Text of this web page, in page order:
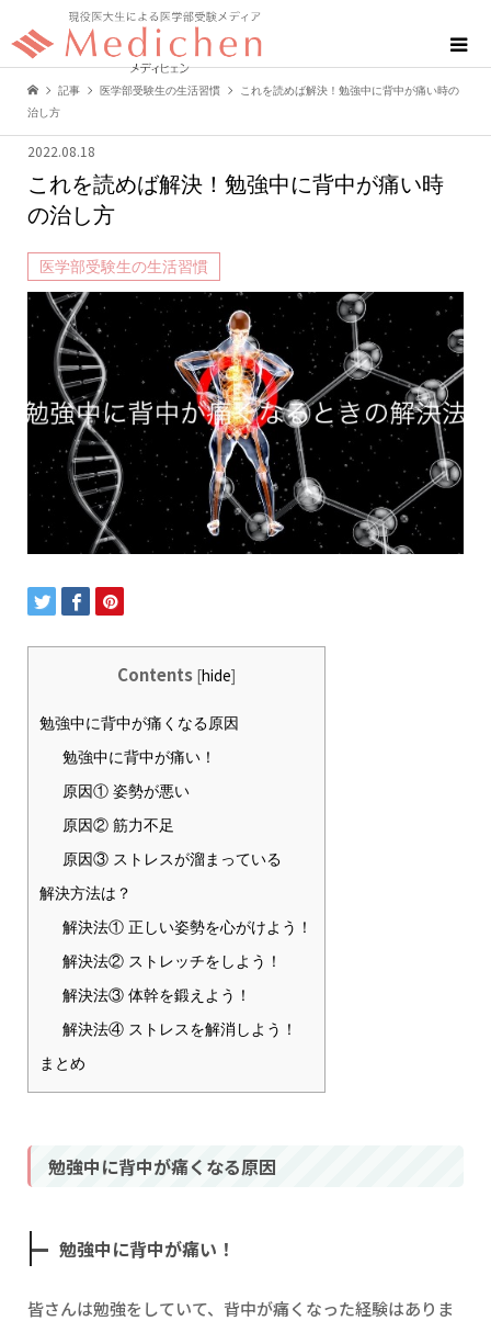
記事 医学部受験生の生活習慣
これを読めば解決！勉強中に背中が痛い時の
治し方
2022.08.18
これを読めば解決！勉強中に背中が痛い時
の治し方
医学部受験生の生活習慣
Contents [hide]
勉強中に背中が痛くなる原因
勉強中に背中が痛い！
原因① 姿勢が悪い
原因② 筋力不足
原因③ ストレスが溜まっている
解決方法は？
解決法① 正しい姿勢を心がけよう！
解決法② ストレッチをしよう！
解決法③ 体幹を鍛えよう！
解決法④ ストレスを解消しよう！
まとめ
勉強中に背中が痛くなる原因
勉強中に背中が痛い！
皆さんは勉強をしていて、背中が痛くなった経験はありま